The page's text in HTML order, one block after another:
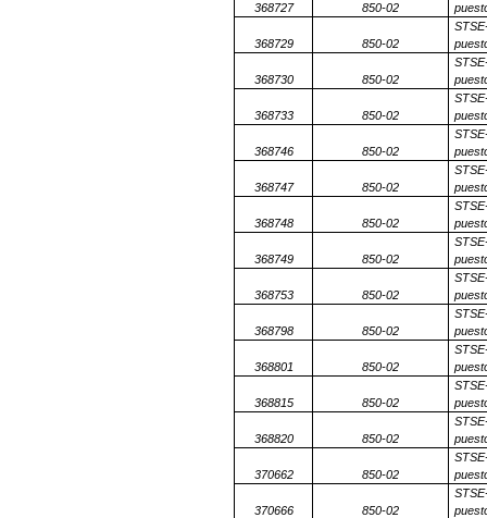
368727 850-02
368729 850-02
368730 850-02
368733 850-02
368746 850-02
368747 850-02
368748 850-02
368749 850-02
368753 850-02
368798 850-02
368801 850-02
368815 850-02
368820 850-02
370662 850-02
370666 850-02